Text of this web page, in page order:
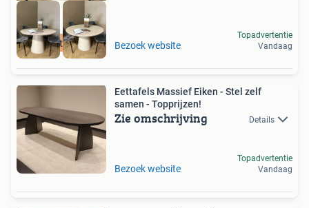
Maatwerk Bezoek website
Topadvertentie
Vandaag
Eettafels Massief Eiken - Stel zelf
samen - Topprijzen!
Zie omschrijving Details
Bezoek website
Topadvertentie
Vandaag